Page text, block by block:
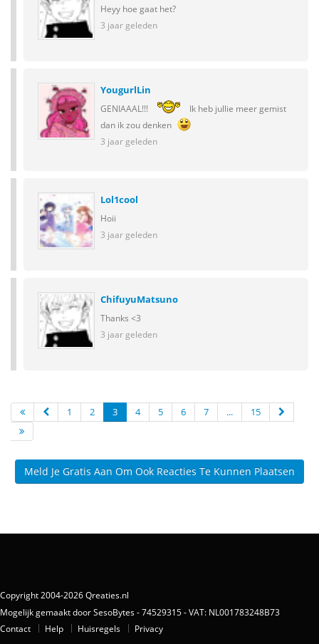
Heyy hoe gaat het?
3 jaar geleden
YougurlLin
GENIAAAL!!!
Ik heb jullie meer gemist
dan ik zou denken
3 jaar geleden
Lol1cool
Hoii
3 jaar geleden
ChifuyuMatsuno
Thanks <3
3 jaar geleden
1 2 3 4 5 6 7 ... 15
Meld Je Gratis Aan Om Ook Reacties Te Kunnen Plaatsen
Copyright 2004-2026 Qreaties.nl
Mogelijk gemaakt door SesoBytes - 74529315 - VAT: NL001783248B73
Contact
Help Huisregels Privacy